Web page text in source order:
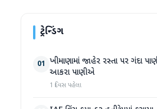
ટ્રેન્ડિંગ
01 ખીમાણામાં જાહેર રસ્તા પર ગંદા
આકરા પાણીએ
1 દિવસ પહેલા